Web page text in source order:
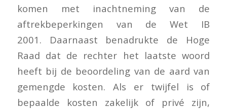
komen met inachtneming van de
aftrekbeperkingen van de Wet IB
2001. Daarnaast benadrukte de Hoge
Raad dat de rechter het laatste woord
heeft bij de beoordeling van de aard van
gemengde kosten. Als er twijfel is of
bepaalde kosten zakelijk of privé zijn,